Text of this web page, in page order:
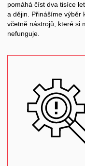
pomáhá číst dva tisíce
a dějin. Přinášíme výběr
včetně nástrojů, které si
nefunguje.